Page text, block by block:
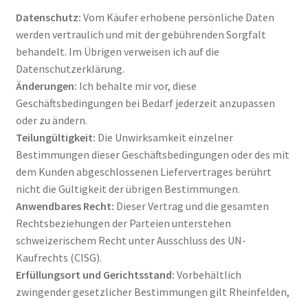
Datenschutz: Vom Käufer erhobene persönliche Daten
werden vertraulich und mit der gebührenden Sorgfalt
behandelt. Im Übrigen verweisen ich auf die
Datenschutzerklärung.
Änderungen: Ich behalte mir vor, diese
Geschäftsbedingungen bei Bedarf jederzeit anzupassen
oder zu ändern.
Teilungültigkeit: Die Unwirksamkeit einzelner
Bestimmungen dieser Geschäftsbedingungen oder des mit
dem Kunden abgeschlossenen Liefervertrages berührt
nicht die Gültigkeit der übrigen Bestimmungen.
Anwendbares Recht: Dieser Vertrag und die gesamten
Rechtsbeziehungen der Parteien unterstehen
schweizerischem Recht unter Ausschluss des UN-
Kaufrechts (CISG).
Erfüllungsort und Gerichtsstand: Vorbehältlich
zwingender gesetzlicher Bestimmungen gilt Rheinfelden,